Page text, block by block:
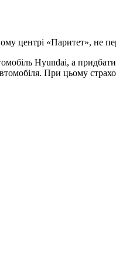
центрі «Паритет», не
Hyundai, а
При цьому